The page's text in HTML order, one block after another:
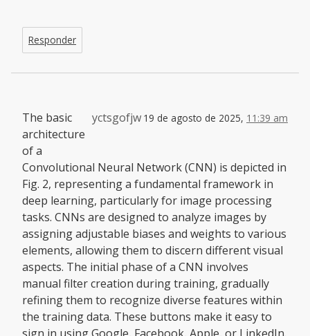
Responder
yctsgofjw 19 de agosto de 2025, 11:39 am
The basic
architecture
of a
Convolutional Neural Network (CNN) is depicted in
Fig. 2, representing a fundamental framework in
deep learning, particularly for image processing
tasks. CNNs are designed to analyze images by
assigning adjustable biases and weights to various
elements, allowing them to discern different visual
aspects. The initial phase of a CNN involves
manual filter creation during training, gradually
refining them to recognize diverse features within
the training data. These buttons make it easy to